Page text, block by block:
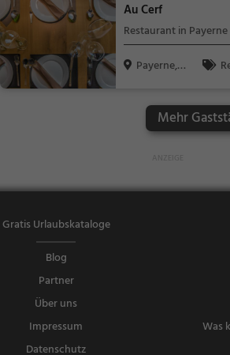
Au Cerf
Restaurant in Payerne
Payerne, S
en,
en
Mehr
Gratis Urlaubskataloge
Blog
Partner
Über uns
Impressum
Datenschutz
Was